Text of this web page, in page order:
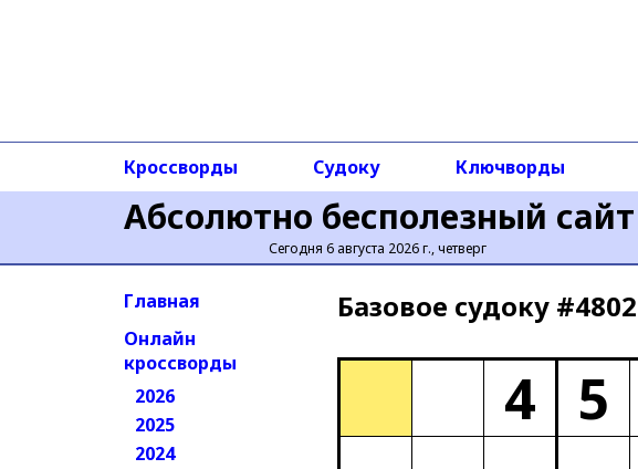
Абсолютно бесполезный сайт
Сегодня 6 августа 2026 г., четверг
Кроссворды Судоку Ключворды
Главная
Онлайн
кроссворды
2026
2025
2024
Базовое cудоку #4802
4 5